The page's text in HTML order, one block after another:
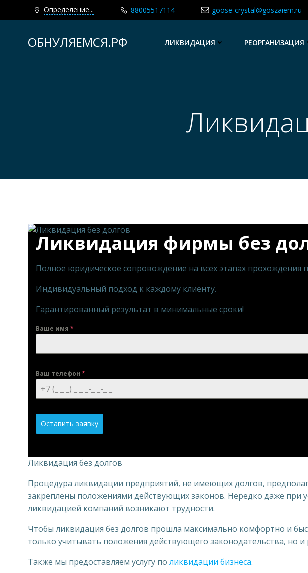
Определение... 88005517114 goose-crystal@goszaiem.ru
содержимомуОБНУЛЯЕМСЯ.РФ ЛИКВИДАЦИЯ РЕОРГАНИЗАЦИЯ
Ликвидация фирмы без
Полное юридическое сопровождение на всех этапах прохождения
Индивидуальный подход к каждому клиенту.
Гарантированный результат в минимальные сроки!
Ваше имя *
Ваш телефон *
Оставить заявку
Ликвидация без долгов
Процедура ликвидации предприятий, не имеющих долгов,
закреплены положениями действующих законов. Нередко даже при
ликвидацией компаний возникают трудности.
Чтобы ликвидация без долгов прошла максимально комфортно и
только учитывать положения действующего законодательства, но и
Также мы предоставляем услугу по ликвидации бизнеса.